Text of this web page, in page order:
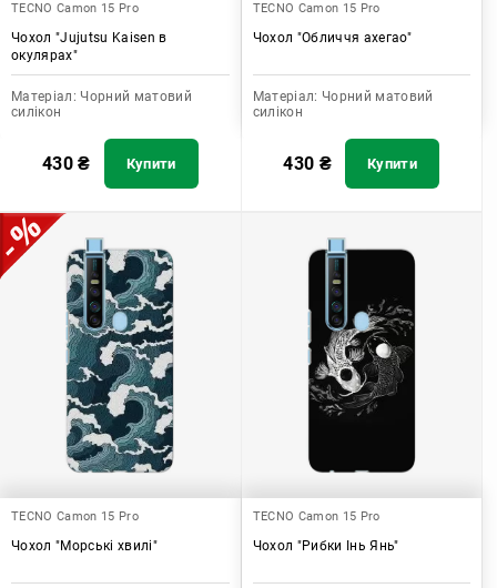
TECNO Camon 15 Pro
Чохол "Jujutsu Kaisen в
окулярах"
Матеріал: Чорний матовий
силікон
430₴ Купити
TECNO Camon 15 Pro
Чохол "Обличчя ахегао"
Матеріал: Чорний матовий
силікон
430 ₴ Купити
TECNO Camon 15 Pro
Чохол "Морські хвилі"
TECNO Camon 15 Pro
Чохол "Рибки Інь Янь"